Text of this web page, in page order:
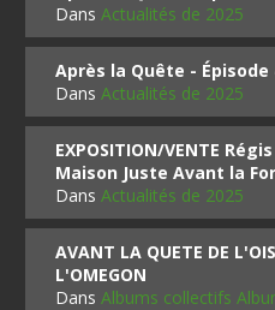
DansActualités de 2025
Après la Quête - Épisode
DansActualités de 2025
EXPOSITION/VENTE
Maison Juste Avant la
DansActualités de 2025
AVANT LA QUETE DE
L'OMEGON
DansAlbums collectifs